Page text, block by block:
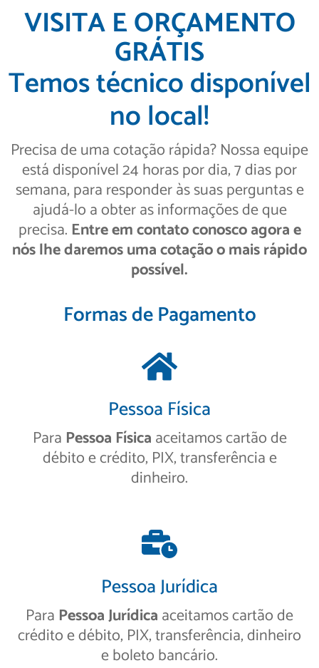
VISITA E ORÇAMENTO
GRÁTIS
Temos técnico disponível
no local!
Precisa de uma cotação rápida? Nossa equipe
está disponível 24 horas por dia, 7 dias por
semana, para responder às suas perguntas e
ajudá-lo a obter as informações de que
precisa. Entre em contato conosco agora e
nós lhe daremos uma cotação o mais rápido
possível.
Formas de Pagamento
Pessoa Física
Para Pessoa Físicaaceitamos cartão de
débito e crédito, PIX, transferência e
dinheiro.
Pessoa Jurídica
Para Pessoa Jurídicaaceitamos cartão de
crédito e débito, PIX, transferência, dinheiro
e boleto bancário.